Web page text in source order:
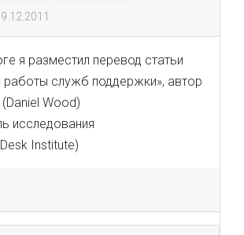
я разместил перевод статьи
работы служб поддержки», автор
Wood)
исследования
Institute)